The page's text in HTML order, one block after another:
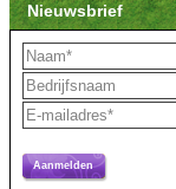
Nieuwsbrief
Aanmelden